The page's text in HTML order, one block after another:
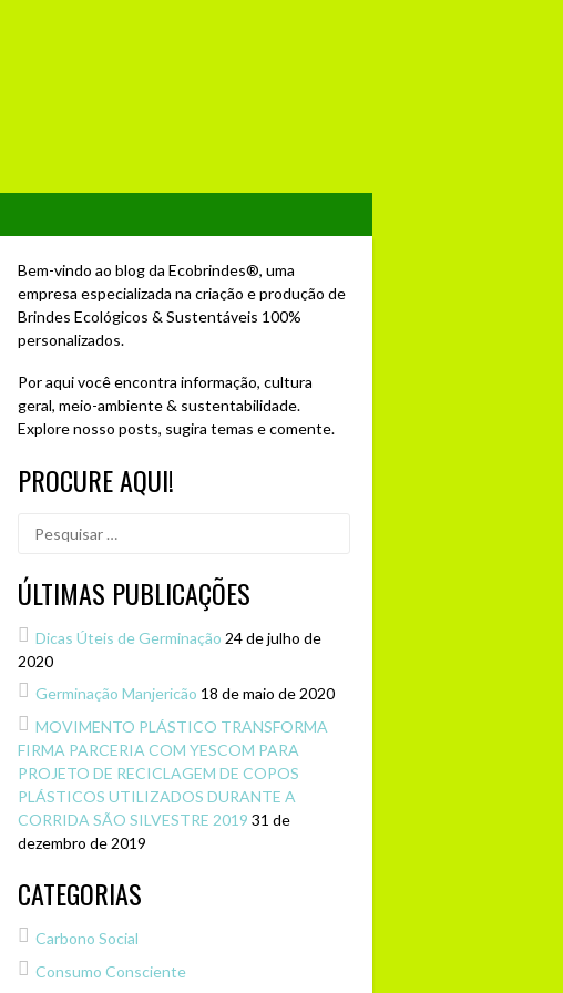
Bem-vindo ao blog da Ecobrindes®, uma
empresa especializada na criação e produção de
Brindes Ecológicos & Sustentáveis 100%
personalizados.
Por aqui você encontra informação, cultura
geral, meio-ambiente & sustentabilidade.
Explore nosso posts, sugira temas e comente.
PROCURE AQUI!
Pesquisar
ÚLTIMAS PUBLICAÇÕES
Dicas Úteis de Germinação 24 de julho de
2020
Germinação Manjericão 18 de maio de 2020
MOVIMENTO PLÁSTICO TRANSFORMA
FIRMA PARCERIA COM YESCOM PARA
PROJETO DE RECICLAGEM DE COPOS
PLÁSTICOS UTILIZADOS DURANTE A
CORRIDA SÃO SILVESTRE 2019 31 de
dezembro de 2019
CATEGORIAS
Carbono Social
Consumo Consciente